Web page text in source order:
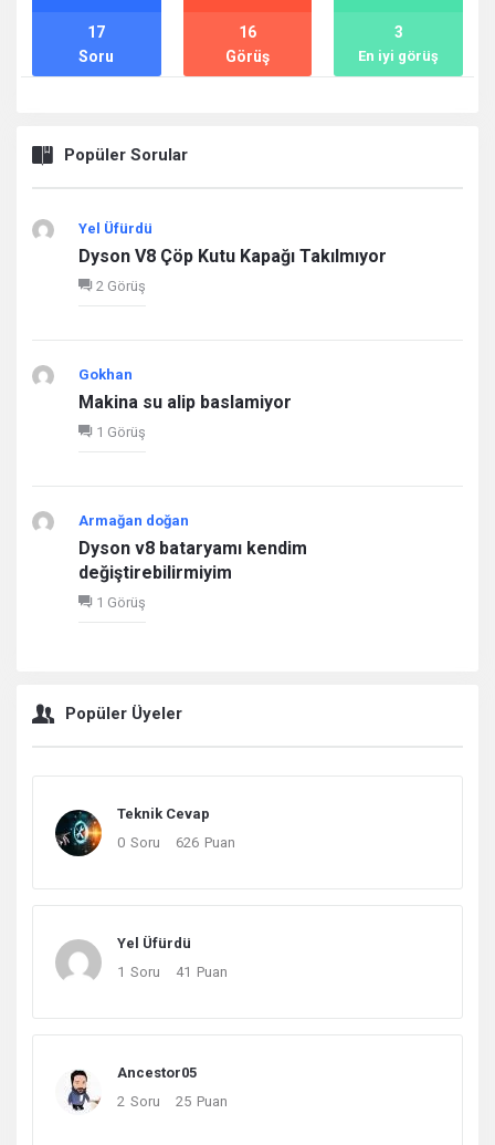
Soru
17
Görüş
16
En iyi görüş
3
Popüler Sorular
Yel Üfürdü
Dyson V8 Çöp Kutu Kapağı Takılmıyor
2 Görüş
Gokhan
Makina su alip baslamiyor
1 Görüş
Armağan doğan
Dyson v8 bataryamı kendim
değiştirebilirmiyim
1 Görüş
Popüler Üyeler
Teknik Cevap
0 Soru 626 Puan
Yel Üfürdü
1 Soru 41 Puan
Ancestor05
2 Soru 25 Puan